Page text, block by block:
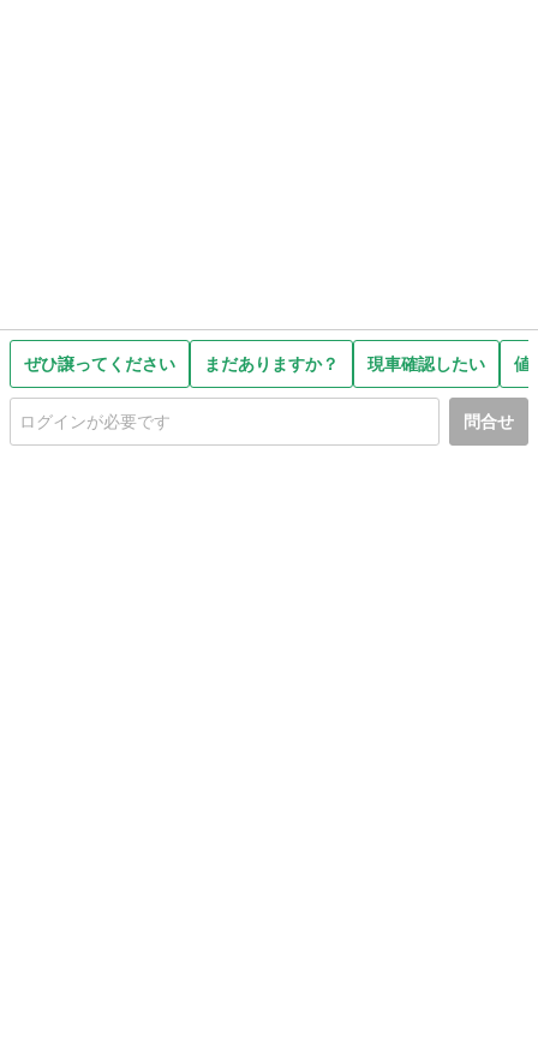
ぜひ譲ってください まだありますか？ 現車確認したい 値
問合せ